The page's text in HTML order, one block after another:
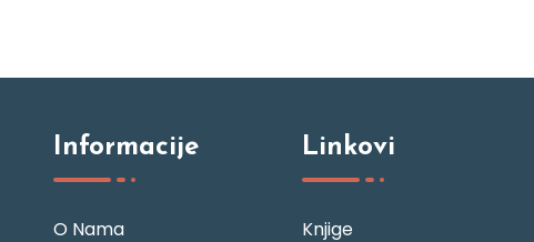
Informacije
O Nama
Linkovi
Knjige